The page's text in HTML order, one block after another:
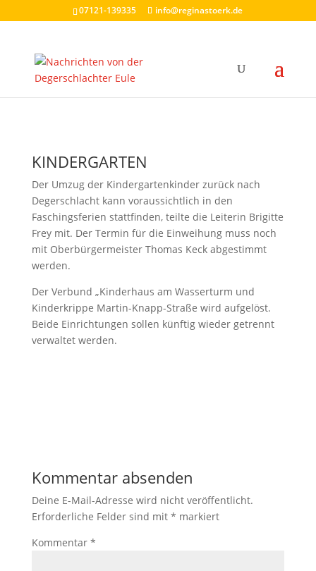
07121-139335 info@reginastoerk.de
KINDERGARTEN
Der Umzug der Kindergartenkinder zurück nach
Degerschlacht kann voraussichtlich in den
Faschingsferien stattfinden, teilte die Leiterin Brigitte
Frey mit. Der Termin für die Einweihung muss noch
mit Oberbürgermeister Thomas Keck abgestimmt
werden.
Der Verbund „Kinderhaus am Wasserturm und
Kinderkrippe Martin-Knapp-Straße wird aufgelöst.
Beide Einrichtungen sollen künftig wieder getrennt
verwaltet werden.
Kommentar absenden
Deine E-Mail-Adresse wird nicht veröffentlicht.
Erforderliche Felder sind mit * markiert
Kommentar *